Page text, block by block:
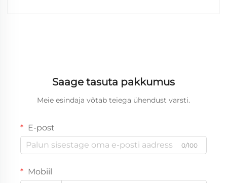
Saage tasuta pakkumus
Meie esindaja võtab teiega ühendust varsti.
E-post
0/100
Mobiil